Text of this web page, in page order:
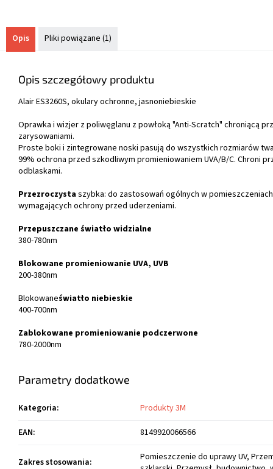
Opis Pliki powiązane (1)
Opis szczegółowy produktu
Alair ES3260S, okulary ochronne, jasnoniebieskie
Oprawka i wizjer z poliwęglanu z powłoką "Anti-Scratch" chroniącą
zarysowaniami.
Proste boki i zintegrowane noski pasują do wszystkich rozmiarów
99% ochrona przed szkodliwym promieniowaniem UVA/B/C. Chroni
odblaskami.
Przezroczystaszybka: do zastosowań ogólnych w pomieszczeniach
wymagających ochrony przed uderzeniami.
Przepuszczane światło widzialne
380-780nm
Blokowane promieniowanie UVA, UVB
200-380nm
Blokowaneświatło niebieskie
400-700nm
Zablokowane promieniowanie podczerwone
780-2000nm
Parametry dodatkowe
Kategoria:
Produkty 3M
EAN: 8149920066566
Zakres stosowania:
Pomieszczenie do uprawy UV,